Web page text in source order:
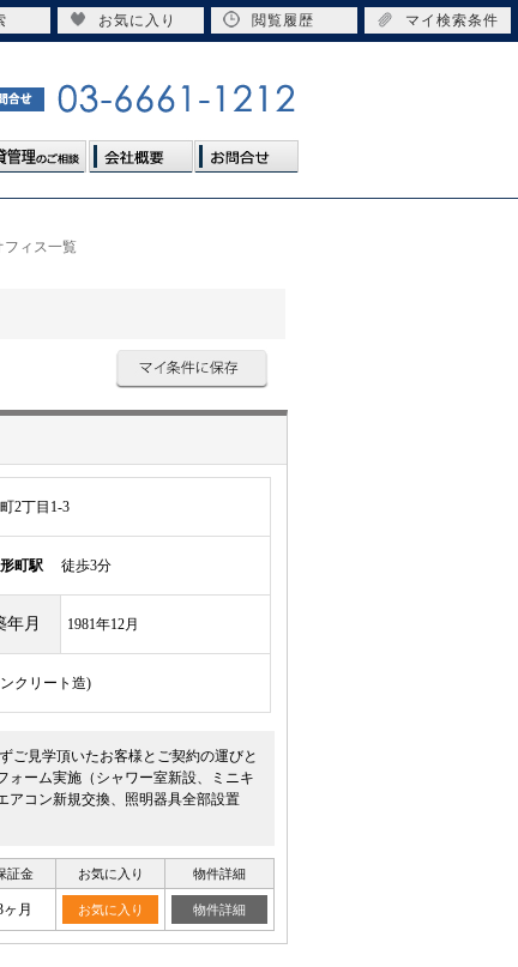
フィス一覧
2丁目1-3
町駅 徒歩3分
年月 1981年12月
クリート造)
見学頂いたお客様とご契約の運びと
ォーム実施（シャワー室新設、ミニキ
アコン新規交換、照明器具全部設置
証金 お気に入り 物件詳細
ヶ月 お気に入り 物件詳細
お気に入り 閲覧履歴 マイ検索条件